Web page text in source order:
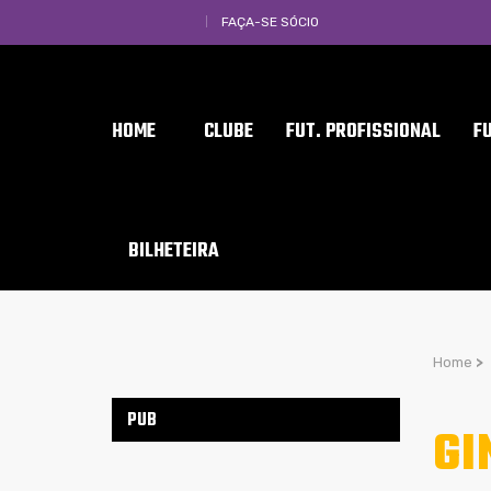
FAÇA-SE SÓCIO
HOME CLUBE FUT. PROFISSIONAL
BILHETEIRA
Home >
PUB